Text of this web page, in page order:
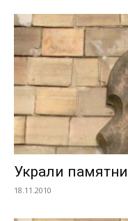
Украли
18.11.2010